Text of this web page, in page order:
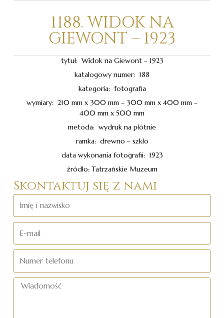
1188. WIDOK NA
GIEWONT – 1923
tytuł: Widok na Giewont – 1923
katalogowy numer: 188
kategoria: fotografia
wymiary: 210 mm x 300 mm – 300 mm x 400 mm –
400 mm x 500 mm
metoda: wydruk na płótnie
ramka: drewno – szkło
data wykonania fotografii: 1923
źródło: Tatrzańskie Muzeum
Skontaktuj się z nami
i
mail
telefonu
Wiadomość